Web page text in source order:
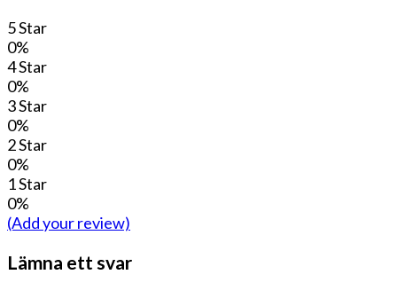
5 Star
0%
4 Star
0%
3 Star
0%
2 Star
0%
1 Star
0%
(Add your review)
Lämna ett svar